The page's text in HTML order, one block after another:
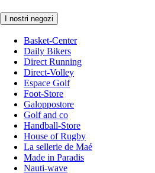
I nostri negozi
Basket-Center
Daily Bikers
Direct Running
Direct-Volley
Espace Golf
Foot-Store
Galoppostore
Golf and co
Handball-Store
House of Rugby
La sellerie de Maé
Made in Paradis
Nauti-wave